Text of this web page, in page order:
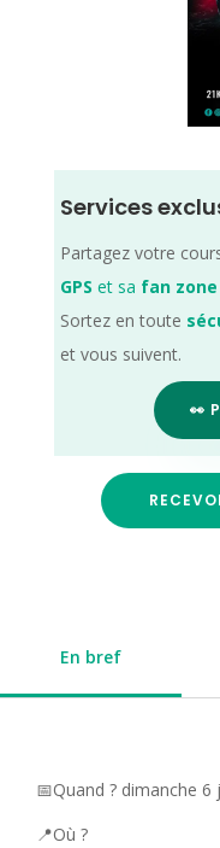
Services
Partagez votre
GPS et sa fan zone
Sortez en toute
et vous suivent.
👀
En bref
📅Quand ? dimanche 6
📍Où ?